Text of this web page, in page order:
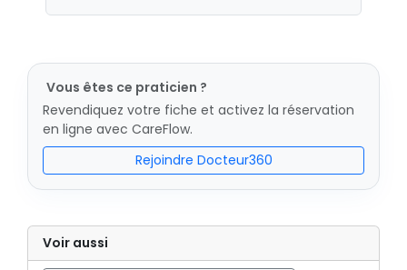
Vous êtes ce praticien ?
Revendiquez votre fiche et activez la réservation
en ligne avec CareFlow.
Rejoindre Docteur360
Voir aussi